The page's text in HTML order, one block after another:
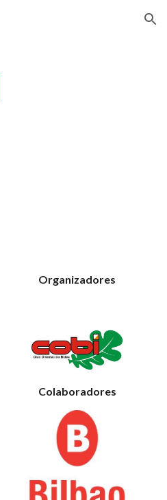
Organizadores
Colaboradores